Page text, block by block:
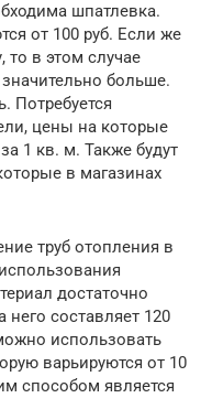
шпатлевка.
от 100 руб. Если же
то в этом случае
больше.
Потребуется
цены на которые
1 кв. м. Также будут
в магазинах
труб отопления в
достаточно
составляет 120
использовать
варьируются от 10
способом является